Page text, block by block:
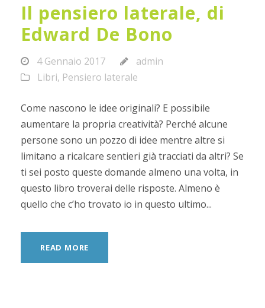
Il pensiero laterale, di
Edward De Bono
4 Gennaio 2017
admin
Libri, Pensiero laterale
Come nascono le idee originali? E possibile
aumentare la propria creatività? Perché alcune
persone sono un pozzo di idee mentre altre si
limitano a ricalcare sentieri già tracciati da altri? Se
ti sei posto queste domande almeno una volta, in
questo libro troverai delle risposte. Almeno è
quello che c’ho trovato io in questo ultimo...
READ MORE